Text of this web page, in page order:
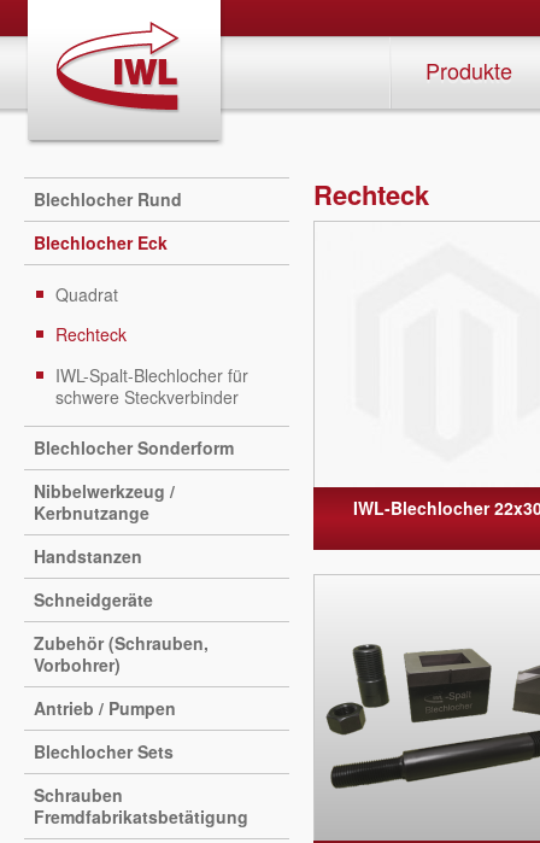
Produkte
Rechteck
IWL-Blechlocher
Blechlocher Rund
Blechlocher Eck
Quadrat
Rechteck
IWL-Spalt-Blechlocher für
schwere Steckverbinder
Blechlocher Sonderform
Nibbelwerkzeug /
Kerbnutzange
Handstanzen
Schneidgeräte
Zubehör (Schrauben,
Vorbohrer)
Antrieb / Pumpen
Blechlocher Sets
Schrauben
Fremdfabrikatsbetätigung